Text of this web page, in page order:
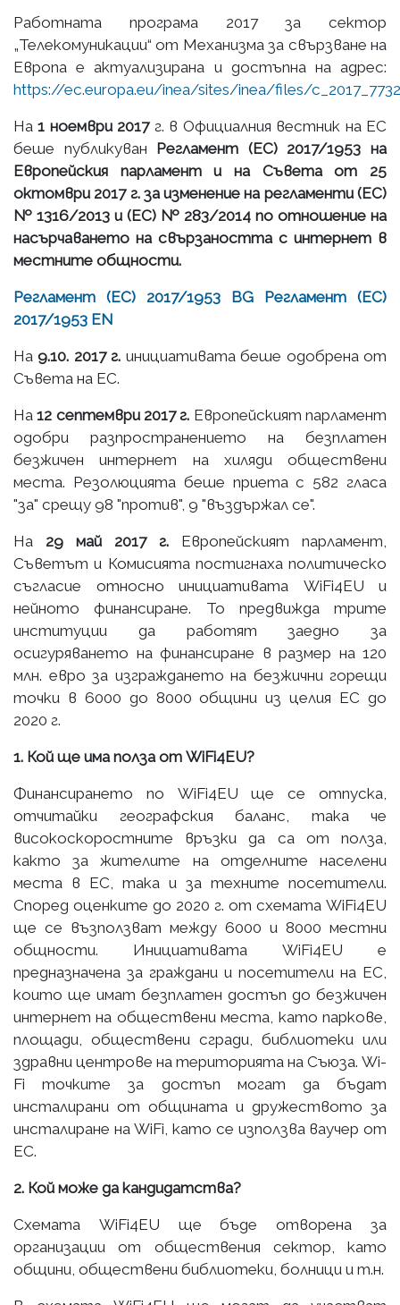
Работната програма 2017 за сектор
„Телекомуникации“ от Механизма за свързване на
Европа е актуализирана и достъпна на адрес:
https://ec.europa.eu/inea/sites/inea/files/
На1 ноември 2017г. в Официалния вестник на ЕС
беше публикуван Регламент (ЕС) 2017/1953 на
Европейския парламент и на Съвета от 25
октомври 2017 г. за изменение на регламенти (ЕС)
№ 1316/2013 и (ЕС) № 283/2014 по отношение на
насърчаването на свързаността с интернет в
местните общности.
Регламент (ЕС) 2017/1953 BG Регламент (ЕС)
2017/1953 EN
На9.10. 2017 г. инициативата беше одобрена от
Съвета на ЕС.
На12 септември 2017 г. Европейският парламент
одобри разпространението на безплатен
безжичен интернет на хиляди обществени
места. Резолюцията беше приета с 582 гласа
"за" срещу 98 "против", 9 "въздържал се".
На 29 май 2017 г. Европейският парламент,
Съветът и Комисията постигнаха политическо
съгласие относно инициативата WiFi4EU и
нейното финансиране. То предвижда трите
институции да работят заедно за
осигуряването на финансиране в размер на 120
млн. евро за изграждането на безжични горещи
точки в 6000 до 8000 общини из целия ЕС до
2020 г.
1. Кой ще има полза от WiFi4EU?
Финансирането по WiFi4EU ще се отпуска,
отчитайки географския баланс, така че
високоскоростните връзки да са от полза,
както за жителите на отделните населени
места в ЕС, така и за техните посетители.
Според оценките до 2020 г. от схемата WiFi4EU
ще се възползват между 6000 и 8000 местни
общности. Инициативата WiFi4EU е
предназначена за граждани и посетители на ЕС,
които ще имат безплатен достъп до безжичен
интернет на обществени места, като паркове,
площади, обществени сгради, библиотеки или
здравни центрове на територията на Съюза. Wi-
Fi точките за достъп могат да бъдат
инсталирани от общината и дружеството за
инсталиране на WiFi, като се използва ваучер от
ЕС.
2. Кой може да кандидатства?
Схемата WiFi4EU ще бъде отворена за
организации от обществения сектор, като
общини, обществени библиотеки, болници и т.н.